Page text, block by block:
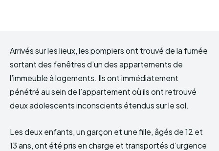
Arrivés sur les lieux, les pompiers ont trouvé de la fumée
sortant des fenêtres d’un des appartements de
l’immeuble à logements. Ils ont immédiatement
pénétré au sein de l’appartement où ils ont retrouvé
deux adolescents inconscients étendus sur le sol.
Les deux enfants, un garçon et une fille, âgés de 12 et
13 ans, ont été pris en charge et transportés d’urgence